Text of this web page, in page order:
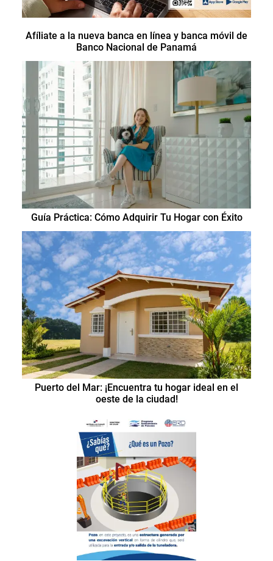
Afíliate a la nueva banca en línea y banca móvil de
Banco Nacional de Panamá
Guía Práctica: Cómo Adquirir Tu Hogar con Éxito
Puerto del Mar: ¡Encuentra tu hogar ideal en el
oeste de la ciudad!